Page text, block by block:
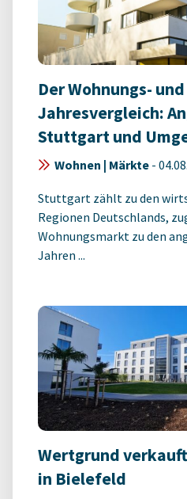
Der Wohnungs-
Jahresvergleich:
Stuttgart und
Wohnen | Märkte -
Stuttgart zählt zu den
Regionen Deutschlands,
Wohnungsmarkt zu den
Jahren ...
Wertgrund
in Bielefeld